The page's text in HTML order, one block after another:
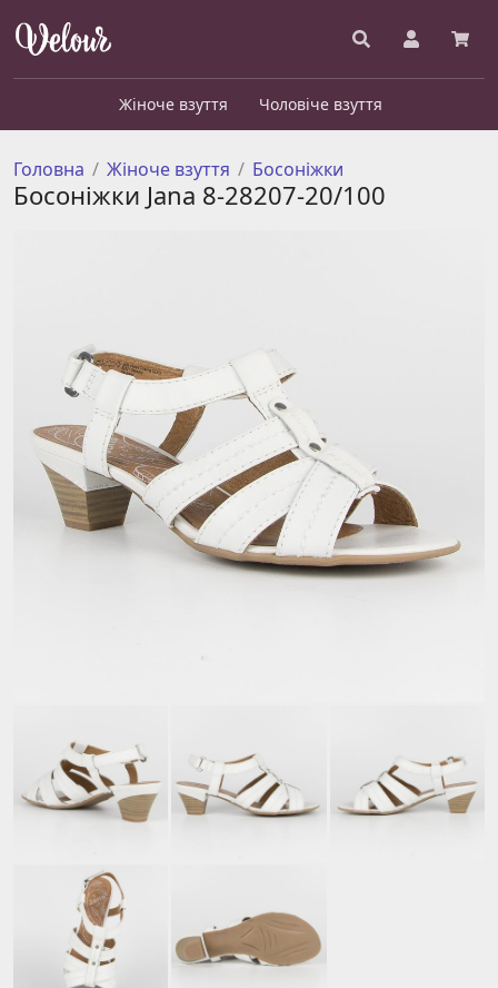
Жіноче взуття Чоловіче взуття
Головна Жіноче взуття Босоніжки
Босоніжки Jana 8-28207-20/100